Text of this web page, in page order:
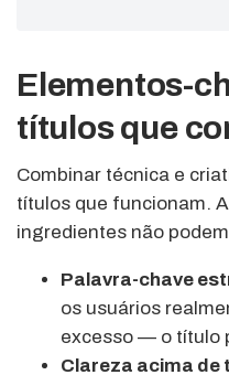
Elementos-
títulos que
Combinar técnica e
títulos que funcionam.
ingredientes não
Palavra-chave
os usuários
excesso — o título
Clareza acima de